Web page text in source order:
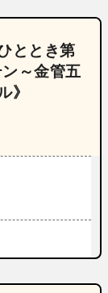
ととき第
～金管五
》